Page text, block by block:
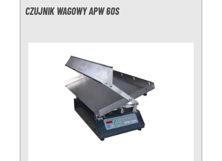
CZUJNIK WAGOWY APW 60S